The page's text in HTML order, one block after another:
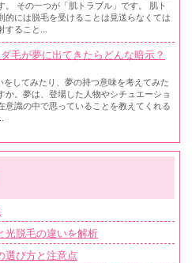
。 その一つが「肌トラブル」です。 肌ト
的には脱毛を受けることは見送らなくては
ること...
毛が夢に出てきたらどんな暗示？
してみたり、夢の持つ意味を考えてみた
か。夢は、登場した人物やシチュエーショ
意識の中で思っていることを教えてくれる
光脱毛の違いを解析
選び方と注意点